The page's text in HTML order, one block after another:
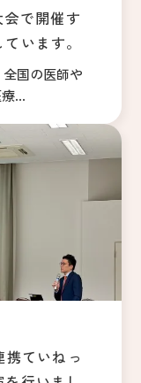
で開催す
います。
国の医師や
...
ていねっ